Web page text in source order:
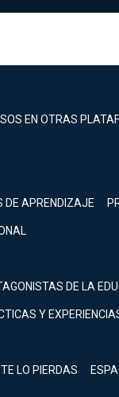
EN OTRAS
DE APRENDIZAJE
DE LA
Y
TE LO PIERDAS